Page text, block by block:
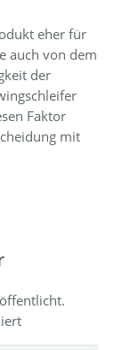
eher für
auch von dem
der
Faktor
mit